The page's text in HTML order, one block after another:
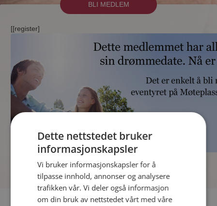
BLI MEDLEM
[[register]
Dette nettstedet bruker
informasjonskapsler
Vi bruker informasjonskapsler for å
tilpasse innhold, annonser og analysere
trafikken vår. Vi deler også informasjon
om din bruk av nettstedet vårt med våre